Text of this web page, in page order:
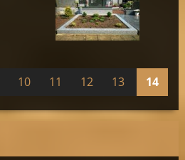
10 11 12 13 14